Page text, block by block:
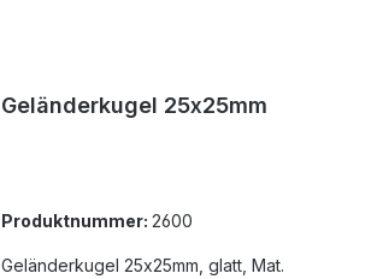
Geländerkugel 25x25mm
Produktnummer: 2600
Geländerkugel 25x25mm, glatt, Mat.